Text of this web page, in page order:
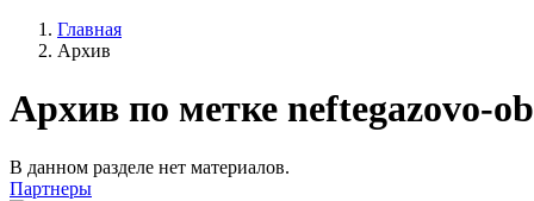
Главная
Архив
Архив по метке neftegazovo-
В данном разделе нет материалов.
Партнеры